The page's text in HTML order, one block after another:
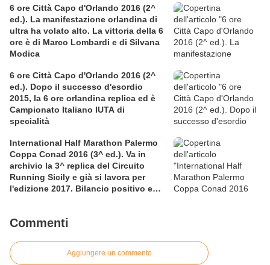
6 ore Città Capo d'Orlando 2016 (2^
ed.). La manifestazione orlandina di
ultra ha volato alto. La vittoria della 6
ore è di Marco Lombardi e di Silvana
Modica
6 ore Città Capo d'Orlando 2016 (2^
ed.). Dopo il successo d'esordio
2015, la 6 ore orlandina replica ed è
Campionato Italiano IUTA di
specialità
International Half Marathon Palermo
Coppa Conad 2016 (3^ ed.). Va in
archivio la 3^ replica del Circuito
Running Sicily e già si lavora per
l'edizione 2017. Bilancio positivo e
Commenti
Aggiungere un commento